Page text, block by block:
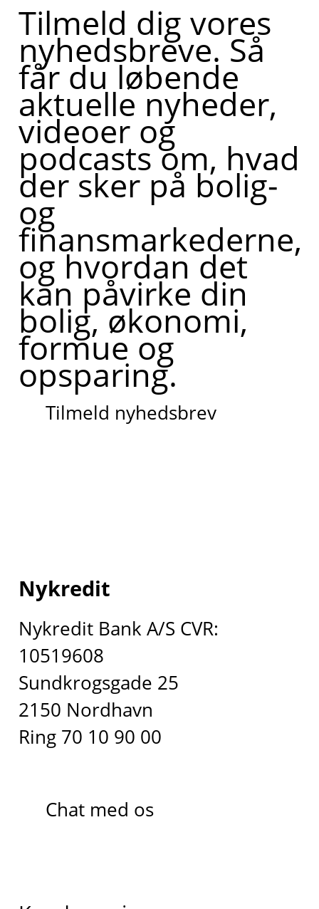
Tilmeld dig vores
nyhedsbreve. Så
får du løbende
aktuelle nyheder,
videoer og
podcasts om, hvad
der sker på bolig-
og
finansmarkederne,
og hvordan det
kan påvirke din
bolig, økonomi,
formue og
opsparing.
Tilmeld nyhedsbrev
Nykredit
Nykredit Bank A/S CVR:
10519608
Sundkrogsgade 25
2150 Nordhavn
Ring 70 10 90 00
Chat med os